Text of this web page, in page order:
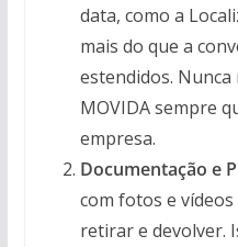
data, como a
mais do que a
estendidos.
MOVIDA sempre
empresa.
Documentação e
com fotos e
retirar e devolver.